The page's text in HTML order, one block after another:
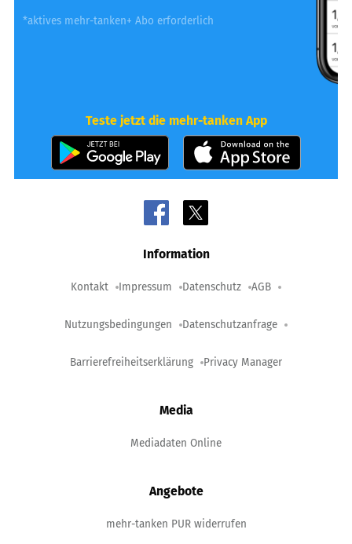
*aktives mehr-tanken+ Abo erforderlich
Teste jetzt die mehr-tanken App
Information
Kontakt Impressum Datenschutz AGB
Nutzungsbedingungen Datenschutzanfrage
Barrierefreiheitserklärung Privacy Manager
Media
Mediadaten Online
Angebote
mehr-tanken PUR widerrufen